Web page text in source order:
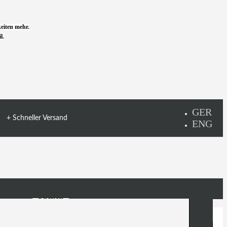
mehr.
+ Schneller Versand